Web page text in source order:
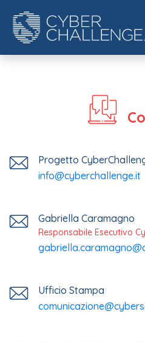
Progetto
info@cyberchallenge.it
Gabriella Caramagno
Responsabile Esecutivo
Ufficio Stampa